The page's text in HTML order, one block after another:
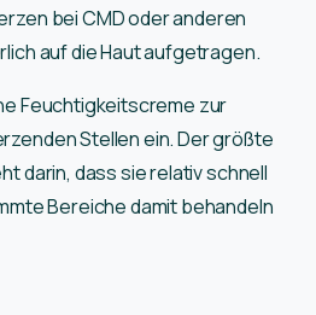
bei CMD oder anderen
auf die Haut aufgetragen.
Feuchtigkeitscreme zur
Stellen ein. Der größte
darin, dass sie relativ schnell
Bereiche damit behandeln